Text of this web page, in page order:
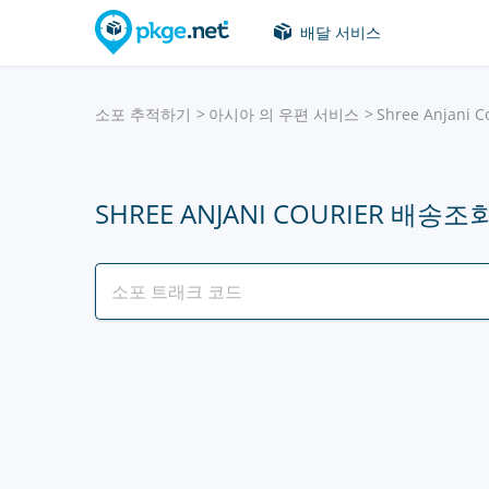
배달 서비스
소포 추적하기 아시아 의 우편 서비스 Shree Anjani
SHREE ANJANI COURIER 배송조